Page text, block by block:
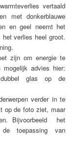
vertaald
met donkerblauwe
en geel neemt het
verlies heel groot.
zijn om energie te
advies hier:
glas op de
verder in te
op de foto ziet, maar
Bijvoorbeeld het
toepassing van